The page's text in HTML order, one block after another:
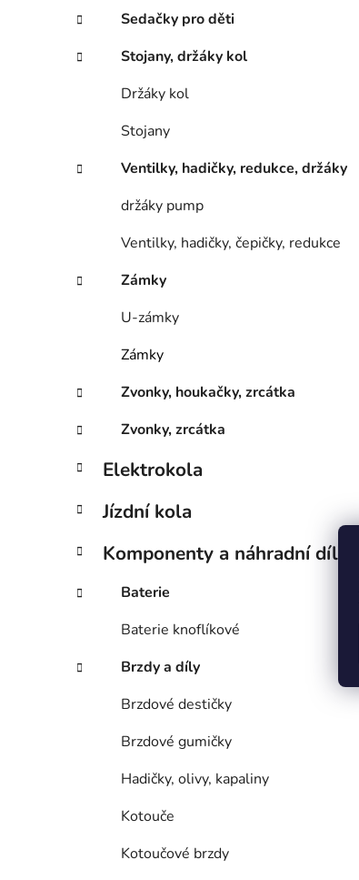
Sedačky pro děti
Stojany, držáky kol
Držáky kol
Stojany
Ventilky, hadičky, redukce, držáky
držáky pump
Ventilky, hadičky, čepičky, redukce
Zámky
U-zámky
Zámky
Zvonky, houkačky, zrcátka
Zvonky, zrcátka
Elektrokola
Jízdní kola
Komponenty a náhradní díly
Baterie
Baterie knoflíkové
Brzdy a díly
Brzdové destičky
Brzdové gumičky
Hadičky, olivy, kapaliny
Kotouče
Kotoučové brzdy